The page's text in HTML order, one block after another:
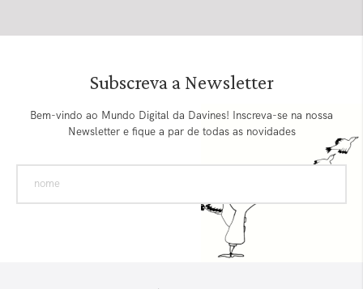
Subscreva a Newsletter
Bem-vindo ao Mundo Digital da Davines! Inscreva-se na nossa
Newsletter e fique a par de todas as novidades